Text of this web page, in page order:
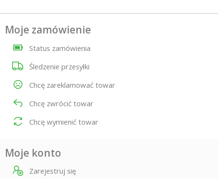
Moje zamówienie
Status zamówienia
Śledzenie przesyłki
Chcę zareklamować towar
Chcę zwrócić towar
Chcę wymienić towar
Moje konto
Zarejestruj się